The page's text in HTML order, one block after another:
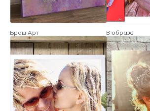
Браш Арт В образе